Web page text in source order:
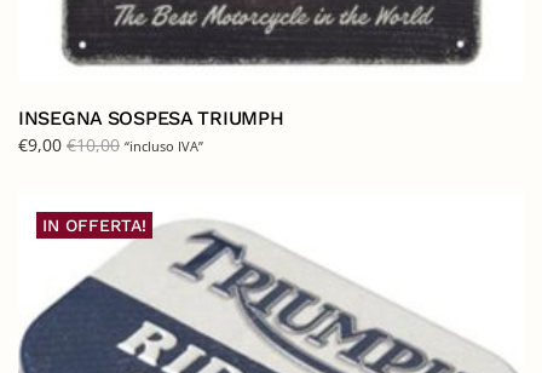
INSEGNA SOSPESA TRIUMPH
€9,00 €10,00 “incluso IVA”
IN OFFERTA!